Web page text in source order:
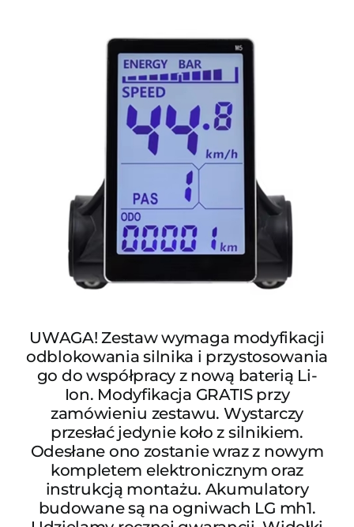
UWAGA! Zestaw wymaga modyfikacji
odblokowania silnika i przystosowania
go do współpracy z nową baterią Li-
Ion. Modyfikacja GRATIS przy
zamówieniu zestawu. Wystarczy
przesłać jedynie koło z silnikiem.
Odesłane ono zostanie wraz z nowym
kompletem elektronicznym oraz
instrukcją montażu. Akumulatory
budowane są na ogniwach LG mh1.